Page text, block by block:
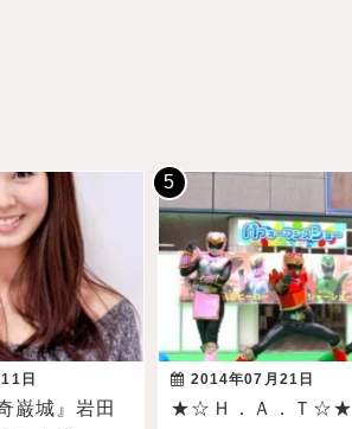
日
巌城』岩田
2014年07月21日
★☆Ｈ．Ａ．Ｔ☆★